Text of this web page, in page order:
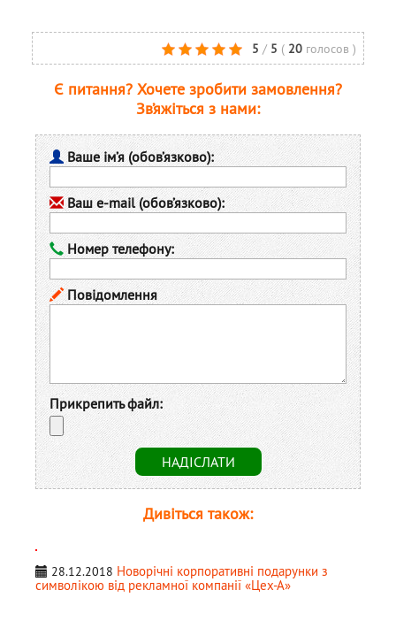
5 / 5 ( 20 голосов)
Є питання? Хочете зробити замовлення?
Зв’яжіться з нами:
Ваше ім’я (обов’язково):
Ваш e-mail (обов’язково):
Номер телефону:
Повідомлення
Прикрепить файл:
Дивіться також:
28.12.2018 Новорічні корпоративні подарунки з
символікою від рекламної компанії «Цех-А»